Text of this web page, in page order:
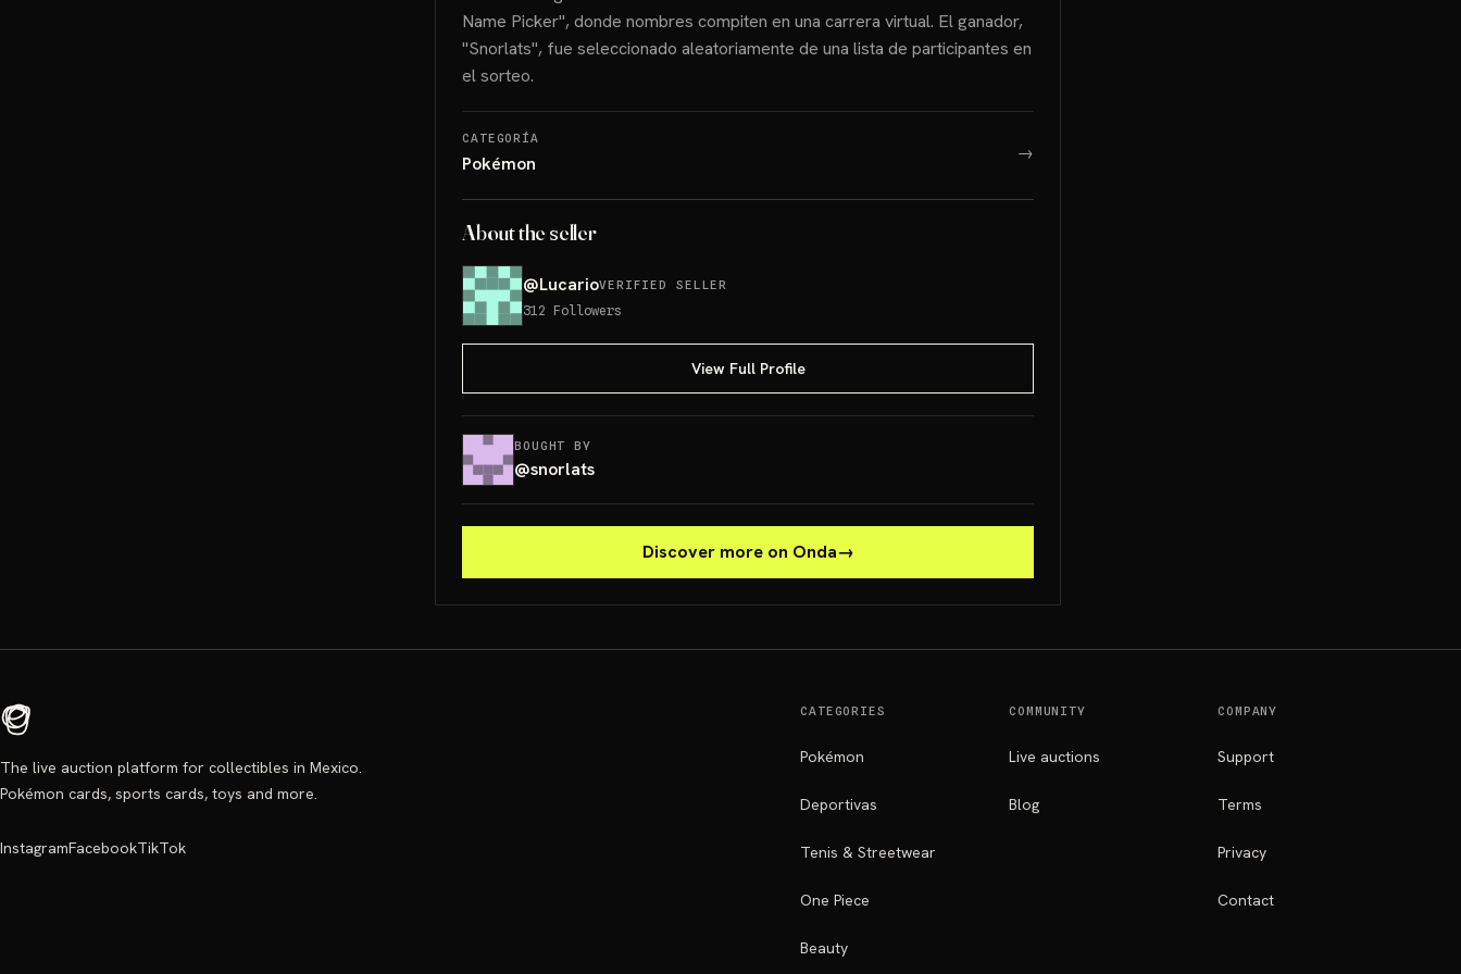
Name Picker", donde nombres compiten en una carrera virtual. El ganador,
"Snorlats", fue seleccionado aleatoriamente de una lista de participantes en
el sorteo.
CATEGORÍA
Pokémon →
About the seller
@LucarioVERIFIED SELLER
312 Followers
View Full Profile
BOUGHT BY
@snorlats
Discover more on Onda→
The live auction platform for collectibles in Mexico.
Pokémon cards, sports cards, toys and more.
InstagramFacebookTikTok
CATEGORIES
Pokémon
Deportivas
Tenis & Streetwear
One Piece
Beauty
COMMUNITY
Live auctions
Blog
COMPANY
Support
Terms
Privacy
Contact